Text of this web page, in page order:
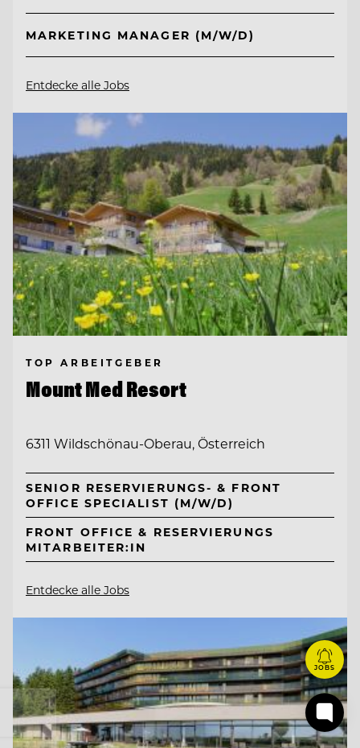
MARKETING MANAGER (M/W/D)
Entdecke alle Jobs
TOP ARBEITGEBER
Mount Med Resort
6311 Wildschönau-Oberau, Österreich
SENIOR RESERVIERUNGS- & FRONT
OFFICE SPECIALIST (M/W/D)
FRONT OFFICE & RESERVIERUNGS
MITARBEITER:IN
Entdecke alle Jobs
JOBS